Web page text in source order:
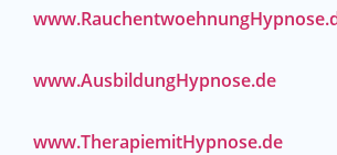
www.AusbildungHypnose.de
www.TherapiemitHypnose.de